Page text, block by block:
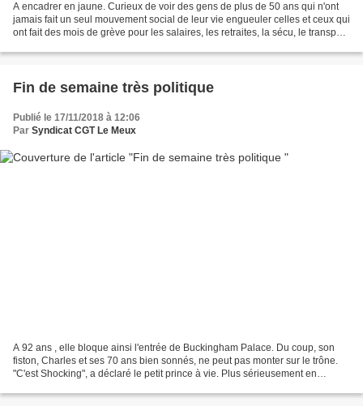
A encadrer en jaune. Curieux de voir des gens de plus de 50 ans qui n'ont
jamais fait un seul mouvement social de leur vie engueuler celles et ceux qui
ont fait des mois de grève pour les salaires, les retraites, la sécu, le transport
Fin de semaine très politique
Publié le 17/11/2018 à 12:06
Par Syndicat CGT Le Meux
A 92 ans , elle bloque ainsi l'entrée de Buckingham Palace. Du coup, son
fiston, Charles et ses 70 ans bien sonnés, ne peut pas monter sur le trône.
"C'est Shocking", a déclaré le petit prince à vie. Plus sérieusement en